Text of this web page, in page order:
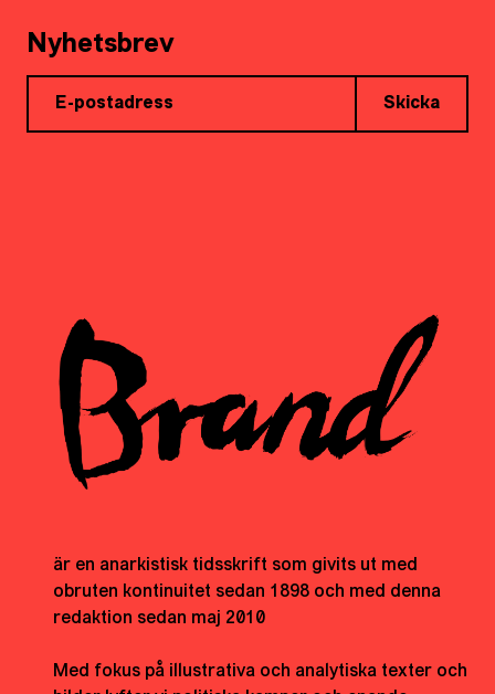
Nyhetsbrev
Skicka
är en anarkistisk tidsskrift som givits ut med
obruten kontinuitet sedan 1898 och med denna
redaktion sedan maj 2010
Med fokus på illustrativa och analytiska texter och